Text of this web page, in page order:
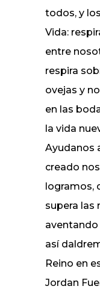
todos, y
Vida:
entre
respira
ovejas y
en las
la vida
Ayudanos
creado
logramos,
supera las
aventando
así
Reino en
Jordan